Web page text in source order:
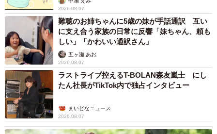
2026.08.07
難聴のお姉ちゃんに5歳の妹が手話通訳 互い
に支え合う家族の日常に反響「妹ちゃん、頼も
しい」「かわいい通訳さん」
五ヶ瀬 あお
2026.08.07
ラストライブ控えるT-BOLAN森友嵐士 にし
たん社長がTikTok内で独占インタビュー
まいどなニュース
2026.08.07